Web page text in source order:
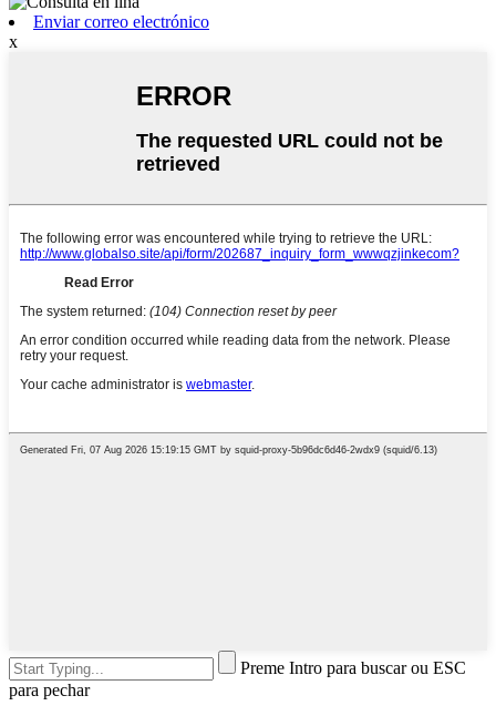
Enviar correo electrónico
x
Preme Intro para buscar ou ESC
para pechar